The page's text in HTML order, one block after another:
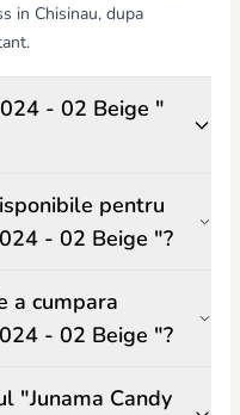
in Chisinau, dupa
- 02 Beige "
pentru
- 02 Beige "?
a cumpara
- 02 Beige "?
"Junama Candy